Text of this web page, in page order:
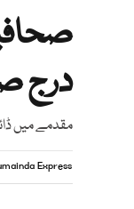
درج
مقدمے میں
Express